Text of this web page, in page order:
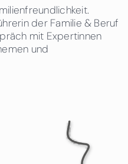
der Familie & Beruf
mit Expertinnen
und